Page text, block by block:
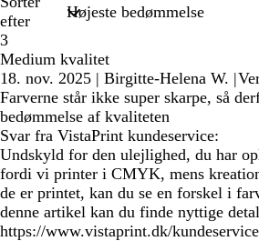
efter
3
Medium kvalitet
18. nov. 2025 | Birgitte-Helena W. |
Farverne står ikke super skarpe, så
bedømmelse af kvaliteten
Svar fra VistaPrint kundeservice:
Undskyld for den ulejlighed, du har
fordi vi printer i CMYK, mens
de er printet, kan du se en forskel i
denne artikel kan du finde nyttige
https://www.vistaprint.dk/